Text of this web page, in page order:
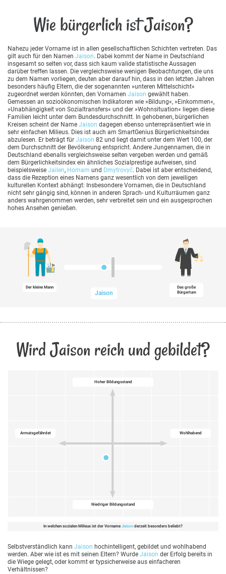
Wie bürgerlich ist Jaison?
Nahezu jeder Vorname ist in allen gesellschaftlichen Schichten vertreten. Das
gilt auch für den Namen Jaison. Dabei kommt der Name in Deutschland
insgesamt so selten vor, dass sich kaum valide statistische Aussagen
darüber treffen lassen. Die vergleichsweise wenigen Beobachtungen, die uns
zu dem Namen vorliegen, deuten aber darauf hin, dass in den letzten Jahren
besonders häufig Eltern, die der sogenannten »unteren Mittelschicht«
zugeordnet werden könnten, den Vornamen Jaison gewählt haben.
Gemessen an sozioökonomischen Indikatoren wie »Bildung«, »Einkommen«,
»Unabhängigkeit von Sozialtransfers« und der »Wohnsituation« liegen diese
Familien leicht unter dem Bundesdurchschnitt. In gehobenen, bürgerlichen
Kreisen scheint der Name Jaison dagegen ebenso unterrepräsentiert wie in
sehr einfachen Milieus. Dies ist auch am SmartGenius Bürgerlichkeitsindex
abzulesen. Er beträgt für Jaison 82 und liegt damit unter dem Wert 100, der
dem Durchschnitt der Bevölkerung entspricht. Andere Jungennamen, die in
Deutschland ebenalls vergleichsweise selten vergeben werden und gemäß
dem Bürgerlichkeitsindex ein ähnliches Sozialprestige aufweisen, sind
beispielsweise Jailen, Homam und Dmytrovyč. Dabei ist aber entscheidend,
dass die Rezeption eines Namens ganz wesentlich von dem jeweiligen
kulturellen Kontext abhängt: Insbesondere Vornamen, die in Deutschland
nicht sehr gängig sind, können in anderen Sprach- und Kulturräumen ganz
anders wahrgenommen werden, sehr verbreitet sein und ein ausgesprochen
hohes Ansehen genießen.
Der kleine Mann
Jaison
Das große
Bürgertum
Wird Jaison reich und gebildet?
Hoher Bildungsstand
Wohlhabend
Niedriger Bildungsstand
Armutsgefährdet
In welchen sozialen Milieus ist der Vorname Jaison derzeit besonders beliebt?
Selbstverständlich kann Jaison hochintelligent, gebildet und wohlhabend
werden. Aber wie ist es mit seinen Eltern? Wurde Jaison der Erfolg bereits in
die Wiege gelegt, oder kommt er typsicherweise aus einfacheren
Verhältnissen?